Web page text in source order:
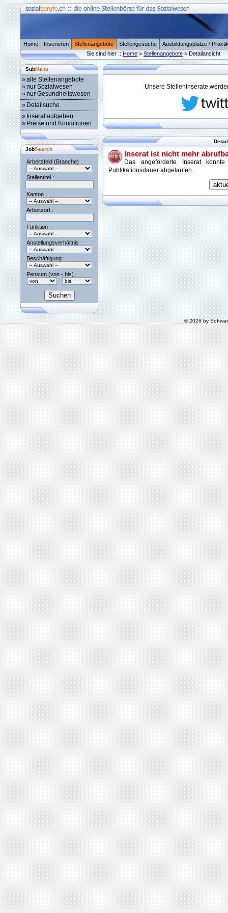
Home Inserieren Stellenangebote Stellengesuche
Ausbildungsplätze /
Sie sind hier :: Home > Stellenangebote > Detailansicht
SubMenu
»alle Stellenangebote
»nur Sozialwesen
»nur Gesundheitswesen
» Detailsuche
» Inserat aufgeben
» Preise und Konditionen
JobSearch
Arbeitsfeld (Branche) :
Stellentitel :
Kanton :
Arbeitsort :
Funktion :
Anstellungsverhältnis :
Beschäftigung :
Pensum (von - bis) :
-
Unsere Stelleninserate
Inserat ist nicht mehr
Das angeforderte Inserat
Publikationsdauer abgelaufen.
© 2026 by